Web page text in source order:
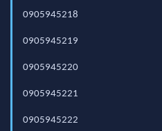
0905945218
0905945219
0905945220
0905945221
0905945222